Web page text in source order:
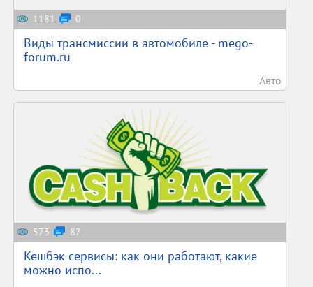
1181 0
Виды трансмиссии в автомобиле - mego-
forum.ru
Авто
573 87
Кешбэк сервисы: как они работают, какие
можно испо...